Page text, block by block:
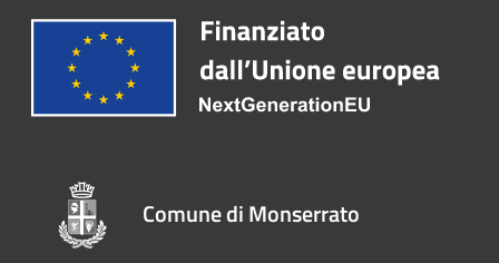
Comune di Monserrato